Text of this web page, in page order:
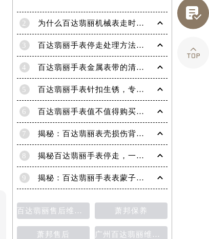
2 为什么百达翡丽机械表走时会出现误差呢？
3 百达翡丽手表停走处理方法（手表停走维修）
4 百达翡丽手表金属表带的清洗方法有哪些？（金属表带的清洗）
5 百达翡丽手表针扣生锈，专业处理更安全
6 百达翡丽手表值不值得购买（名表投资与收藏指南）
7 揭秘：百达翡丽表壳损伤背后的故事
8 揭秘百达翡丽手表停走，一文教你轻松恢复活力！
9 揭秘：百达翡丽手表表蒙子破损修复指南，让爱表重焕光彩！
百达翡丽售后维修保养费用价目表 萧邦保养
萧邦售后 广州百达翡丽维修保养售后中心

